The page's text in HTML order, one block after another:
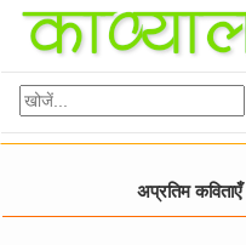
अप्रतिम कविताएँ